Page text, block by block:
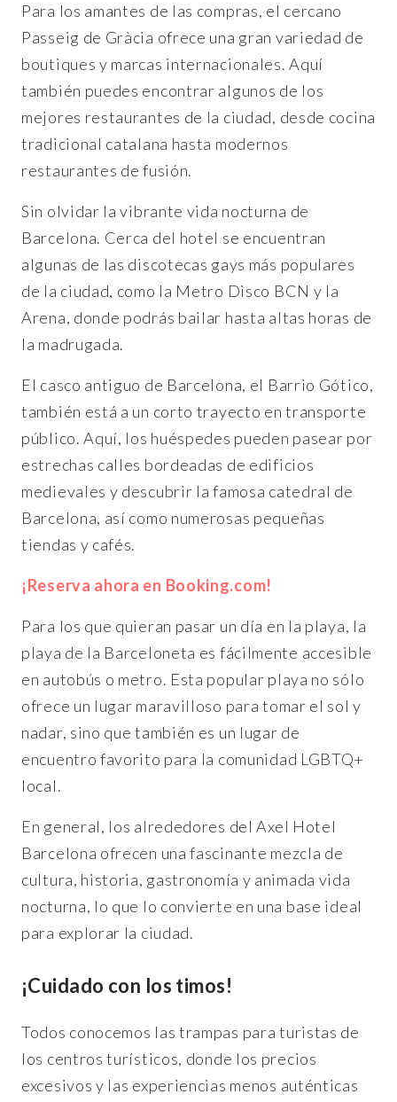
Para los amantes de las compras, el cercano
Passeig de Gràcia ofrece una gran variedad de
boutiques y marcas internacionales. Aquí
también puedes encontrar algunos de los
mejores restaurantes de la ciudad, desde cocina
tradicional catalana hasta modernos
restaurantes de fusión.
Sin olvidar la vibrante vida nocturna de
Barcelona. Cerca del hotel se encuentran
algunas de las discotecas gays más populares
de la ciudad, como la Metro Disco BCN y la
Arena, donde podrás bailar hasta altas horas de
la madrugada.
El casco antiguo de Barcelona, el Barrio Gótico,
también está a un corto trayecto en transporte
público. Aquí, los huéspedes pueden pasear por
estrechas calles bordeadas de edificios
medievales y descubrir la famosa catedral de
Barcelona, así como numerosas pequeñas
tiendas y cafés.
¡Reserva ahora en Booking.com!
Para los que quieran pasar un día en la playa, la
playa de la Barceloneta es fácilmente accesible
en autobús o metro. Esta popular playa no sólo
ofrece un lugar maravilloso para tomar el sol y
nadar, sino que también es un lugar de
encuentro favorito para la comunidad LGBTQ+
local.
En general, los alrededores del Axel Hotel
Barcelona ofrecen una fascinante mezcla de
cultura, historia, gastronomía y animada vida
nocturna, lo que lo convierte en una base ideal
para explorar la ciudad.
¡Cuidado con los timos!
Todos conocemos las trampas para turistas de
los centros turísticos, donde los precios
excesivos y las experiencias menos auténticas